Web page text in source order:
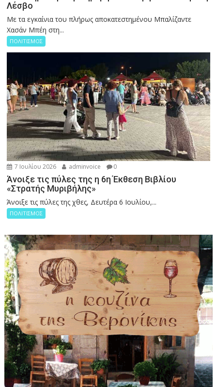
Λέσβο
Με τα εγκαίνια του πλήρως αποκατεστημένου Μπαλίζαντε
Χασάν Μπέη στη...
ΠΟΛΙΤΙΣΜΟΣ
7 Ιουλίου 2026 adminvoice 0
Άνοιξε τις πύλες της η 6η Έκθεση Βιβλίου
«Στρατής Μυριβήλης»
Άνοιξε τις πύλες της χθες, Δευτέρα 6 Ιουλίου,...
ΠΟΛΙΤΙΣΜΟΣ